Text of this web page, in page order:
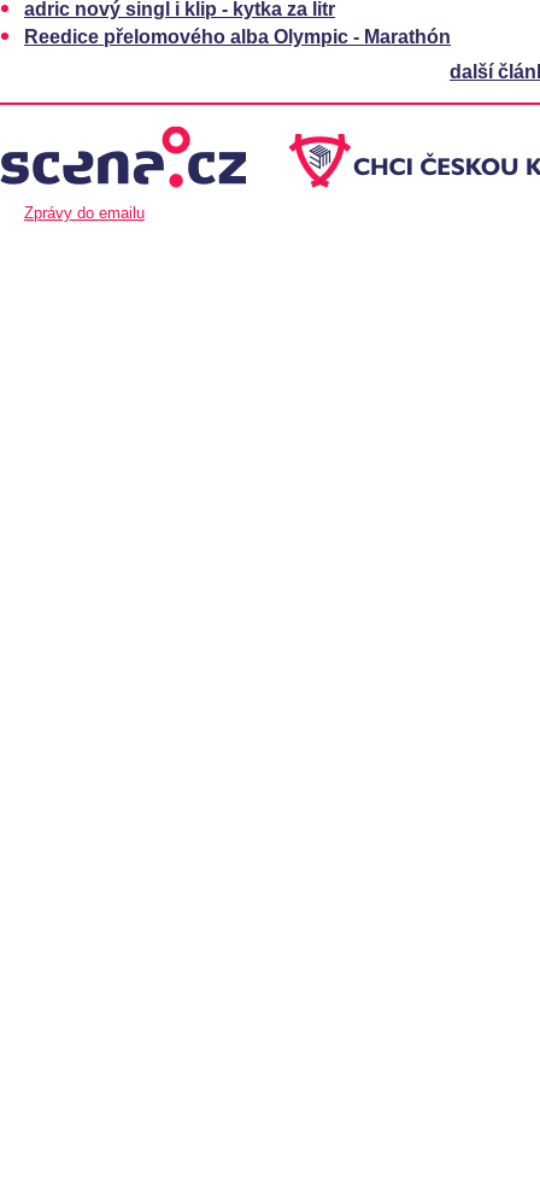
adric nový singl i klip - kytka za litr
Reedice přelomového alba Olympic - Marathón
další
Zprávy do emailu